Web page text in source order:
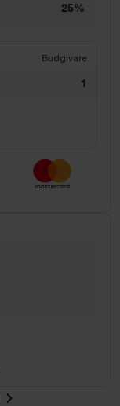
25%
Budgivare
1